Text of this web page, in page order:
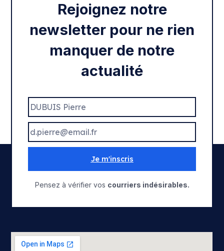
Rejoignez notre
newsletter pour ne rien
manquer de notre
actualité
Je m'inscris
Pensez à vérifier vos courriers indésirables.